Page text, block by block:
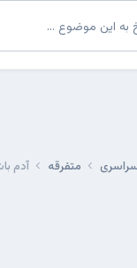
به این موضوع ...
متفرقه آدم